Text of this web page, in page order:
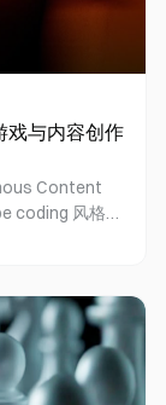
戏与内容创作
Content
coding 风格的
）。AKEDO
Creation
与 AKEDOG
耗、质押分成
Chain。